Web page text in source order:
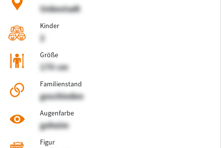
Unbestadt
Kinder
2
Größe
170 cm
Familienstand
geschieden
Augenfarbe
geheim
Figur